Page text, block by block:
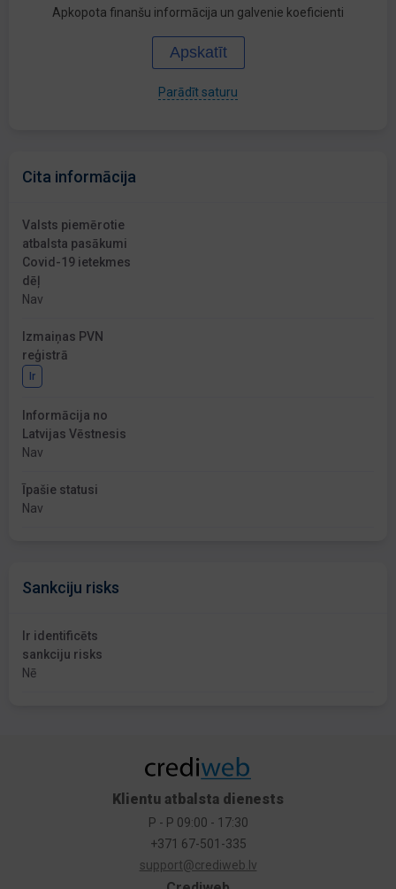
Apkopota finanšu informācija un galvenie koeficienti
Apskatīt
Parādīt saturu
Cita informācija
Valsts piemērotie
atbalsta pasākumi
Covid-19 ietekmes
dēļ
Nav
Izmaiņas PVN
reģistrā
Ir
Informācija no
Latvijas Vēstnesis
Nav
Īpašie statusi
Nav
Sankciju risks
Ir identificēts
sankciju risks
Nē
Klientu atbalsta dienests
P - P 09:00 - 17:30
+371 67-501-335
support@crediweb.lv